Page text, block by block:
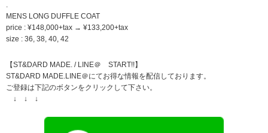
.
MENS LONG DUFFLE COAT
price : ¥148,000+tax → ¥133,200+tax
size : 36, 38, 40, 42
【ST&DARD MADE. / LINE＠ START!!】
ST&DARD MADE.LINE＠にてお得な情報を配信しております。
ご登録は下記のボタンをクリックして下さい。
↓ ↓ ↓